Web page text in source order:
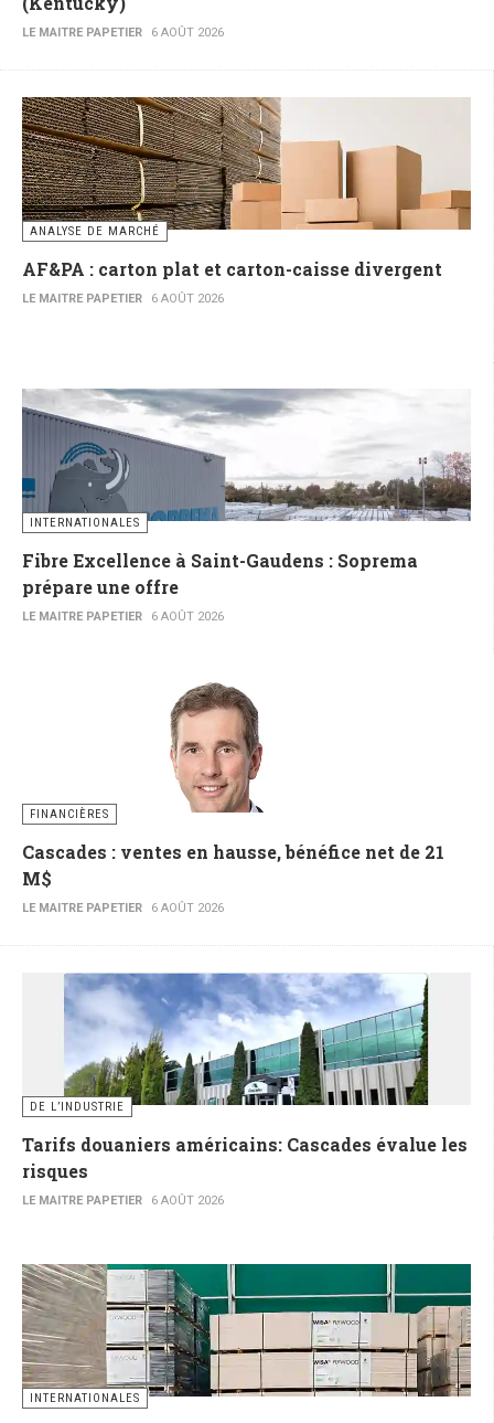
LE MAITRE PAPETIER 6 AOÛT 2026
ANALYSE DE MARCHÉ
AF&PA : carton plat et carton-caisse divergent
LE MAITRE PAPETIER 6 AOÛT 2026
INTERNATIONALES
Fibre Excellence à Saint-Gaudens : Soprema
prépare une offre
LE MAITRE PAPETIER 6 AOÛT 2026
FINANCIÈRES
Cascades : ventes en hausse, bénéfice net de 21
M$
LE MAITRE PAPETIER 6 AOÛT 2026
DE L’INDUSTRIE
Tarifs douaniers américains: Cascades évalue les
risques
LE MAITRE PAPETIER 6 AOÛT 2026
INTERNATIONALES